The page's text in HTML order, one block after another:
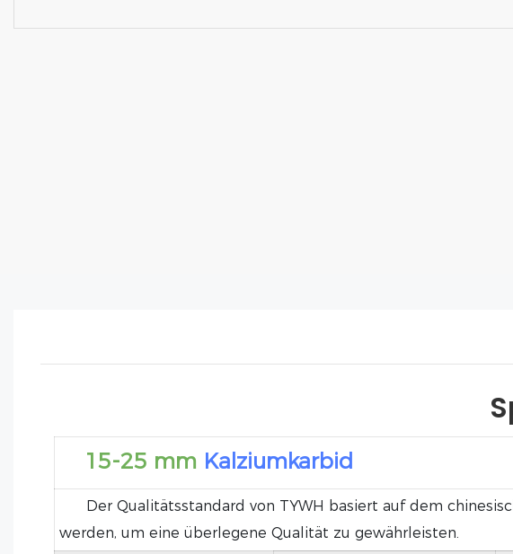
15-25 mm Kalziumkarbid
Der Qualitätsstandard von TYWH basiert auf dem
werden, um eine überlegene Qualität zu gewährleisten.